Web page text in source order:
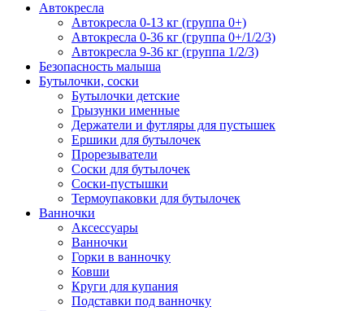
Автокресла
Автокресла 0-13 кг (группа 0+)
Автокресла 0-36 кг (группа 0+/1/2/3)
Автокресла 9-36 кг (группа 1/2/3)
Безопасность малыша
Бутылочки, соски
Бутылочки детские
Грызунки именные
Держатели и футляры для пустышек
Ершики для бутылочек
Прорезыватели
Соски для бутылочек
Соски-пустышки
Термоупаковки для бутылочек
Ванночки
Аксессуары
Ванночки
Горки в ванночку
Ковши
Круги для купания
Подставки под ванночку